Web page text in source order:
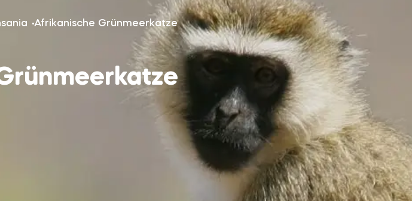
France (Français)
Deutschland (Deutsch)
Nederland (Nederlands)
España (Español)
Argentina (Español)
Brazil (Português)
United States (English)
Japan (Japanese)
Croatia (Hrvatski)
Czech Republic (Čeština)
Afrikanische Grünmeerkatze